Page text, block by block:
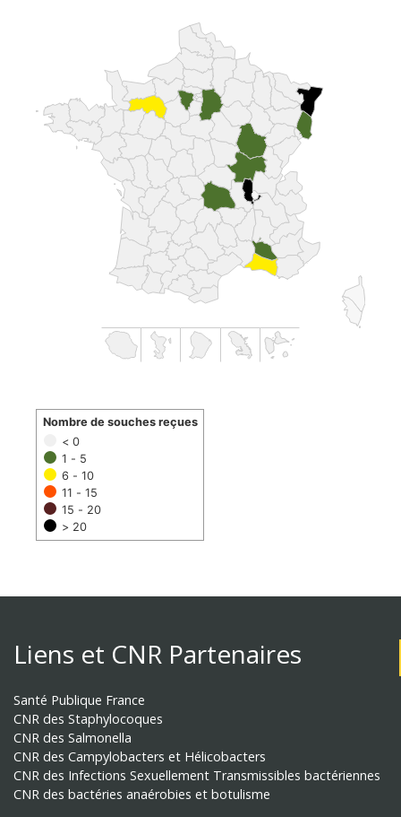
< 0
1 - 5
6 - 10
11 - 15
15 - 20
> 20
Nombre de souches reçues
Liens et CNR Partenaires
Santé Publique France
CNR des Staphylocoques
CNR des Salmonella
CNR des Campylobacters et Hélicobacters
CNR des Infections Sexuellement Transmissibles bactériennes
CNR des bactéries anaérobies et botulisme